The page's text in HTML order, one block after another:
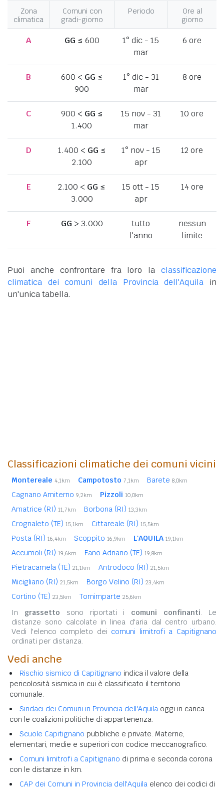
Zona
climatica
Comuni con
gradi-giorno
Periodo
Ore al
giorno
A GG ≤ 600
1° dic - 15
mar
6 ore
B 600 < GG ≤
900
1° dic - 31
mar
8 ore
C 900 < GG ≤
1.400
15 nov - 31
mar
10 ore
D 1.400 < GG ≤
2.100
1° nov - 15
apr
12 ore
E 2.100 < GG ≤
3.000
15 ott - 15
apr
14 ore
F GG > 3.000
tutto
l'anno
nessun
limite
Puoi anche confrontare fra loro la classificazione
climatica dei comuni della Provincia dell'Aquila in
un'unica tabella.
Classificazioni climatiche dei comuni vicini
Montereale 4,1km Campotosto 7,1km Barete 8,0km
Cagnano Amiterno 9,2km Pizzoli 10,0km
Amatrice (RI) 11,7km Borbona (RI) 13,3km
Crognaleto (TE) 15,1km Cittareale (RI) 15,5km
Posta (RI) 16,4km Scoppito 16,9km L'AQUILA 19,1km
Accumoli (RI) 19,6km Fano Adriano (TE) 19,8km
Pietracamela (TE) 21,1km Antrodoco (RI) 21,5km
Micigliano (RI) 21,5km Borgo Velino (RI) 23,4km
Cortino (TE) 23,5km Tornimparte 25,6km
In grassetto sono riportati i comuni confinanti. Le
distanze sono calcolate in linea d'aria dal centro urbano.
Vedi l'elenco completo dei comuni limitrofi a Capitignano
ordinati per distanza.
Vedi anche
Rischio sismico di Capitignano indica il valore della
pericolosità sismica in cui è classificato il territorio
comunale.
Sindaci dei Comuni in Provincia dell'Aquila oggi in carica
con le coalizioni politiche di appartenenza.
Scuole Capitignano pubbliche e private. Materne,
elementari, medie e superiori con codice meccanografico.
Comuni limitrofi a Capitignano di prima e seconda corona
con le distanze in km.
CAP dei Comuni in Provincia dell'Aquila elenco dei codici di